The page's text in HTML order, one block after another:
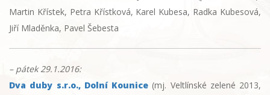
Martin Křístek, Petra Křístková, Karel Kubesa, Radka Kubesová,
Jiří Mladěnka, Pavel Šebesta
– pátek 29.1.2016:
Dva duby s.r.o., Dolní Kounice (mj. Veltlínské zelené 2013,